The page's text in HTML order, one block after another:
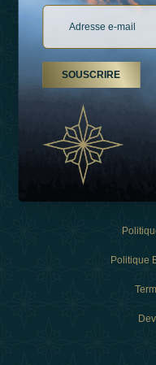
À
Politique
SOUSCRIRE